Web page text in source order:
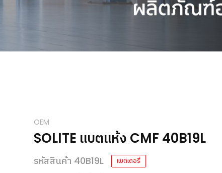
OEM
SOLITE แบตแห้ง CMF 40B19L
รหัสสินค้า 40B19L แบตเตอรี่